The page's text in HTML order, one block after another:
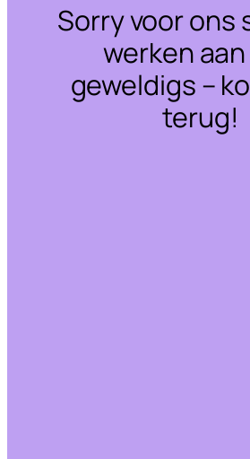
Sorry voor ons
werken
geweldigs –
terug!